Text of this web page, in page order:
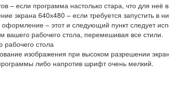
– если программа настолько стара, что для
экрана 640х480 – если требуется запустить в
– этот и следующий пункт следует
вашего рабочего стола, перемешивая все стили.
рабочего стола
изображения при высоком разрешении
либо напротив шрифт очень мелкий.